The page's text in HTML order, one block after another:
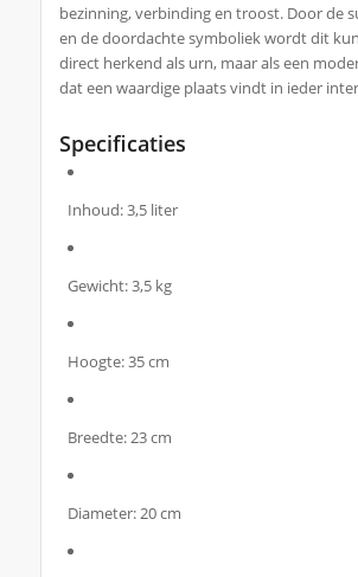
bezinning, verbinding en troost. Door de
en de doordachte symboliek wordt dit
direct herkend als urn, maar als een
dat een waardige plaats vindt in ieder
Specificaties
Inhoud: 3,5 liter
Gewicht: 3,5 kg
Hoogte: 35 cm
Breedte: 23 cm
Diameter: 20 cm